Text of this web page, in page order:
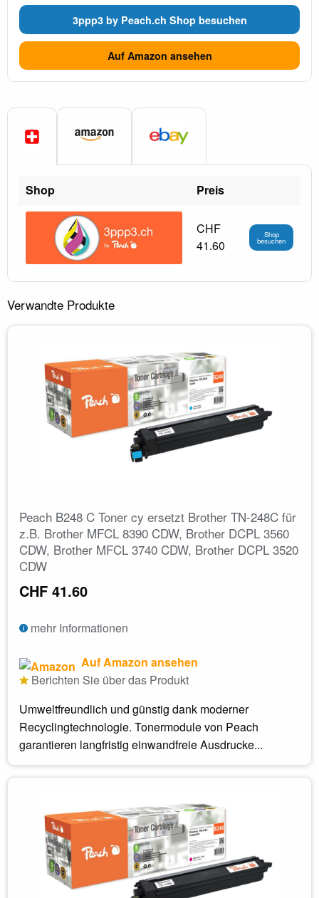
3ppp3 by Peach.ch Shop besuchen
Auf Amazon ansehen
Shop Preis
CHF
41.60
Shop
besuchen
Verwandte Produkte
Peach B248 C Toner cy ersetzt Brother TN-248C für
z.B. Brother MFCL 8390 CDW, Brother DCPL 3560
CDW, Brother MFCL 3740 CDW, Brother DCPL 3520
CDW
CHF 41.60
mehr Informationen
Auf Amazon ansehen
Berichten Sie über das Produkt
Umweltfreundlich und günstig dank moderner
Recyclingtechnologie. Tonermodule von Peach
garantieren langfristig einwandfreie Ausdrucke...